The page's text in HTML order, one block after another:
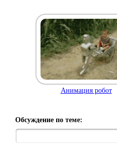
Анимация робот
Обсуждение по теме: